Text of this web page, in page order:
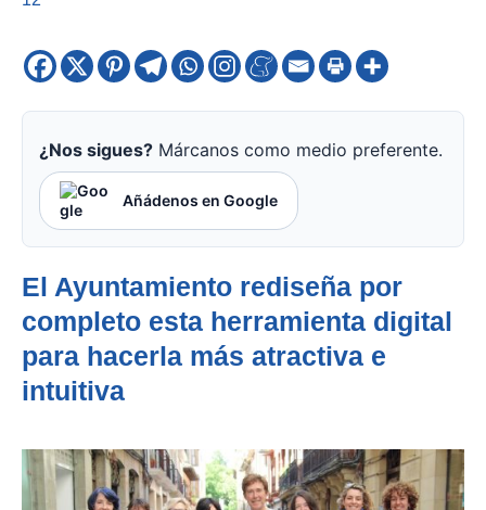
¿Nos sigues? Márcanos como medio preferente.
Añádenos en Google
El Ayuntamiento rediseña por
completo esta herramienta digital
para hacerla más atractiva e
intuitiva